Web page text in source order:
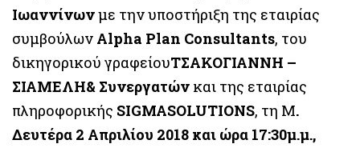
Ιωαννίνωνμε την υποστήριξη της εταιρίας
συμβούλων Alpha Plan Consultants, του
δικηγορικού γραφείουΤΣΑΚΟΓΙΑΝΝΗ –
ΣΙΑΜΕΛΗ& Συνεργατών και της εταιρίας
πληροφορικής SIGMASOLUTIONS, τη Μ.
Δευτέρα 2 Απριλίου 2018 και ώρα 17:30μ.μ.,